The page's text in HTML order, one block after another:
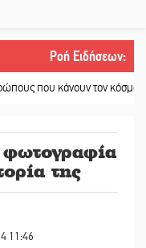
Ροή Ειδήσεων:
τον κόσμο λίγο πιο
της
11:46